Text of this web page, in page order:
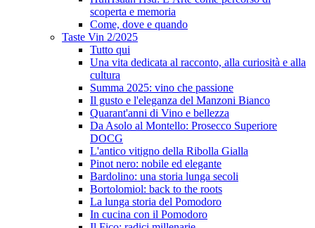
scoperta e memoria
Come, dove e quando
Taste Vin 2/2025
Tutto qui
Una vita dedicata al racconto, alla curiosità e alla
cultura
Summa 2025: vino che passione
Il gusto e l'eleganza del Manzoni Bianco
Quarant'anni di Vino e bellezza
Da Asolo al Montello: Prosecco Superiore
DOCG
L'antico vitigno della Ribolla Gialla
Pinot nero: nobile ed elegante
Bardolino: una storia lunga secoli
Bortolomiol: back to the roots
La lunga storia del Pomodoro
In cucina con il Pomodoro